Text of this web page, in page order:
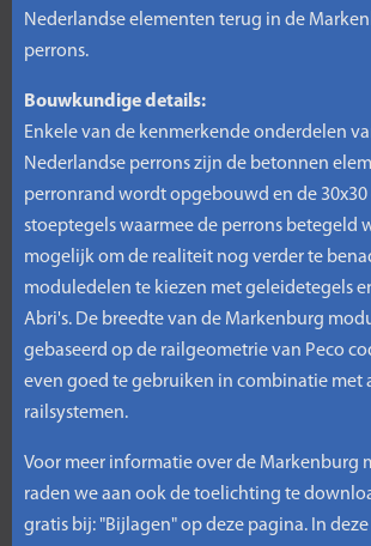
Nederlandse elementen terug in de
perrons.
Bouwkundige details:
Enkele van de kenmerkende onderdelen
Nederlandse perrons zijn de betonnen
perronrand wordt opgebouwd en de
stoeptegels waarmee de perrons betegeld
mogelijk om de realiteit nog verder te
moduledelen te kiezen met geleidetegels
Abri's. De breedte van de Markenburg
gebaseerd op de railgeometrie van Peco
even goed te gebruiken in combinatie met
railsystemen.
Voor meer informatie over de Markenburg
raden we aan ook de toelichting te
gratis bij: "Bijlagen" op deze pagina. In